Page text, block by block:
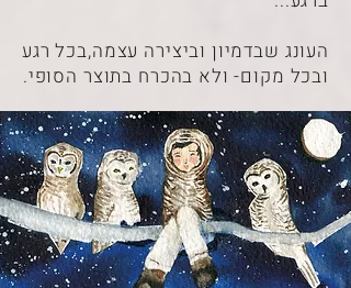
העונג שבדמיון וביצירה עצמה,בכל רגע
ובכל מקום- ולא בהכרח בתוצר הסופי.